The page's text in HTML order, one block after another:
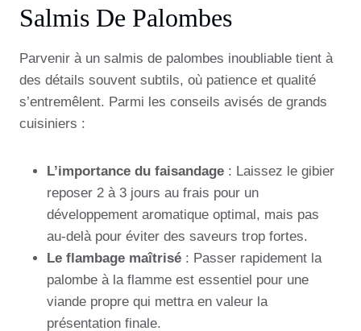
Salmis De Palombes
Parvenir à un salmis de palombes inoubliable tient à
des détails souvent subtils, où patience et qualité
s’entremêlent. Parmi les conseils avisés de grands
cuisiniers :
L’importance du faisandage : Laissez le gibier
reposer 2 à 3 jours au frais pour un
développement aromatique optimal, mais pas
au-delà pour éviter des saveurs trop fortes.
Le flambage maîtrisé : Passer rapidement la
palombe à la flamme est essentiel pour une
viande propre qui mettra en valeur la
présentation finale.